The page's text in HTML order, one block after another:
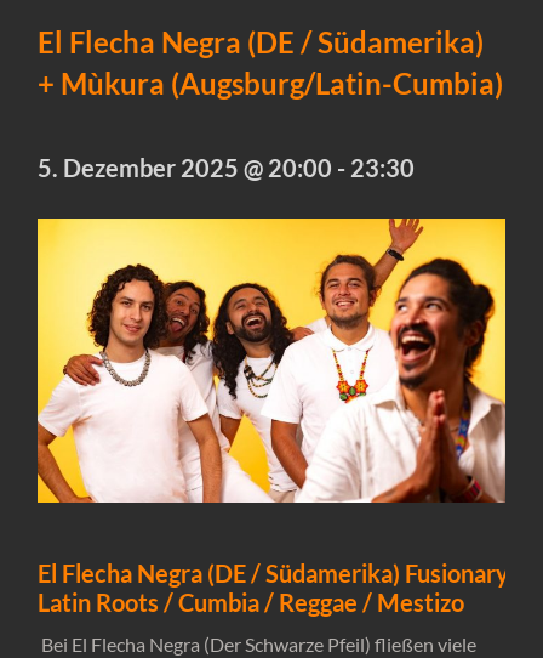
El Flecha Negra (DE / Südamerika)
+ Mùkura (Augsburg/Latin-Cumbia)
5. Dezember 2025 @ 20:00 - 23:30
El Flecha Negra (DE / Südamerika) Fusionary
Latin Roots / Cumbia / Reggae / Mestizo
Bei El Flecha Negra (Der Schwarze Pfeil) fließen viele